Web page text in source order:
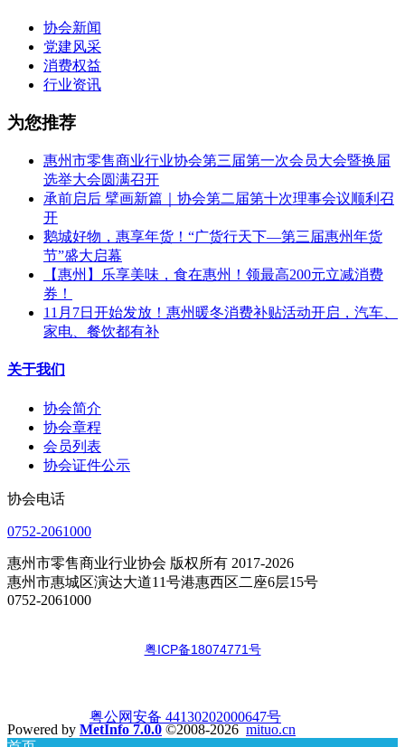
协会新闻
党建风采
消费权益
行业资讯
为您推荐
惠州市零售商业行业协会第三届第一次会员大会暨换届
选举大会圆满召开
承前启后 擘画新篇｜协会第二届第十次理事会议顺利召
开
鹅城好物，惠享年货！“广货行天下—第三届惠州年货
节”盛大启幕
【惠州】乐享美味，食在惠州！领最高200元立减消费
券！
11月7日开始发放！惠州暖冬消费补贴活动开启，汽车、
家电、餐饮都有补
关于我们
协会简介
协会章程
会员列表
协会证件公示
协会电话
0752-2061000
惠州市零售商业行业协会 版权所有 2017-2026
惠州市惠城区演达大道11号港惠西区二座6层15号
0752-2061000
粤ICP备18074771号
粤公网安备 44130202000647号
Powered by MetInfo 7.0.0 ©2008-2026 mituo.cn